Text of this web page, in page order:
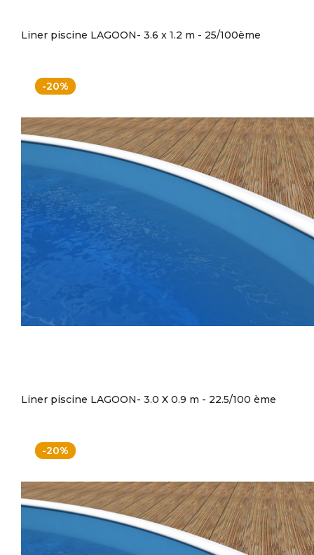
Liner piscine LAGOON- 3.6 x 1.2 m - 25/100ème
-20%
Liner piscine LAGOON- 3.0 X 0.9 m - 22.5/100 ème
-20%